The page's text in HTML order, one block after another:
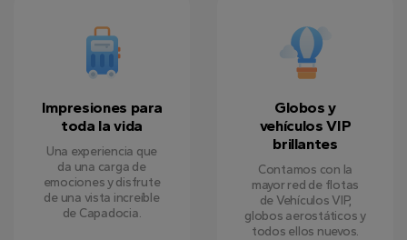
Impresiones para
toda la vida
Una experiencia que
da una carga de
emociones y disfrute
de una vista increíble
de Capadocia.
Globos y
vehículos VIP
brillantes
Contamos con la
mayor red de flotas
de Vehículos VIP,
globos aerostáticos y
todos ellos nuevos.